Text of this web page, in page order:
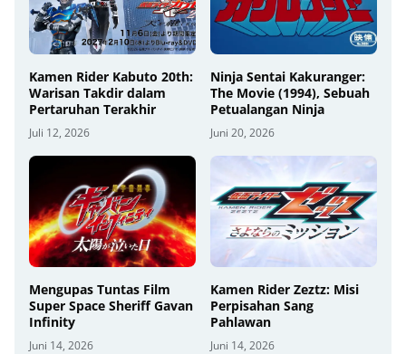
Kamen Rider Kabuto 20th:
Warisan Takdir dalam
Pertaruhan Terakhir
Juli 12, 2026
Ninja Sentai Kakuranger:
The Movie (1994), Sebuah
Petualangan Ninja
Juni 20, 2026
Mengupas Tuntas Film
Super Space Sheriff Gavan
Infinity
Juni 14, 2026
Kamen Rider Zeztz: Misi
Perpisahan Sang
Pahlawan
Juni 14, 2026